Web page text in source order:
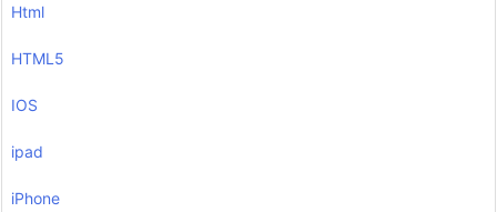
Html
HTML5
IOS
ipad
iPhone